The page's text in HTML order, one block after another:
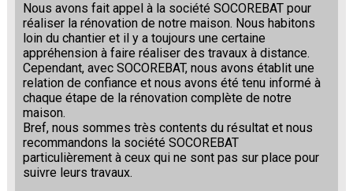
Nous avons fait appel à la société SOCOREBAT pour
réaliser la rénovation de notre maison. Nous habitons
loin du chantier et il y a toujours une certaine
appréhension à faire réaliser des travaux à distance.
Cependant, avec SOCOREBAT, nous avons établit une
relation de confiance et nous avons été tenu informé à
chaque étape de la rénovation complète de notre
maison.
Bref, nous sommes très contents du résultat et nous
recommandons la société SOCOREBAT
particulièrement à ceux qui ne sont pas sur place pour
suivre leurs travaux.